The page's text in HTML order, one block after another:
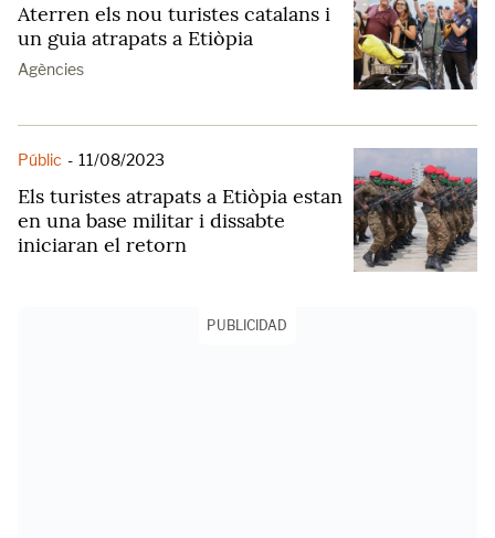
Aterren els nou turistes catalans i
un guia atrapats a Etiòpia
Agències
Públic - 11/08/2023
Els turistes atrapats a Etiòpia estan
en una base militar i dissabte
iniciaran el retorn
PUBLICIDAD